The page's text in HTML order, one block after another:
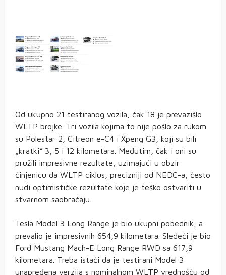
Od ukupno 21 testiranog vozila, čak 18 je prevazišlo
WLTP brojke. Tri vozila kojima to nije pošlo za rukom
su Polestar 2, Citreon e-C4 i Xpeng G3, koji su bili
„kratki“ 3, 5 i 12 kilometara. Međutim, čak i oni su
pružili impresivne rezultate, uzimajući u obzir
činjenicu da WLTP ciklus, precizniji od NEDC-a, često
nudi optimističke rezultate koje je teško ostvariti u
stvarnom saobraćaju.
Tesla Model 3 Long Range je bio ukupni pobednik, a
prevalio je impresivnih 654,9 kilometara. Sledeći je bio
Ford Mustang Mach-E Long Range RWD sa 617,9
kilometara. Treba istaći da je testirani Model 3
unapređena verzija s nominalnom WLTP vrednošću od